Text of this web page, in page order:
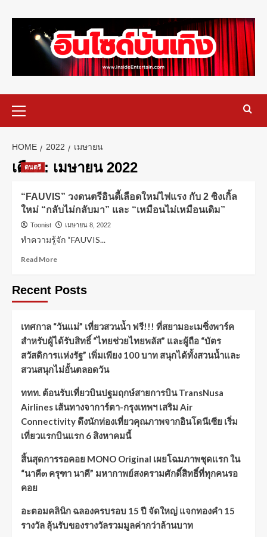
HOME 2022 เมษายน
เดือน: เมษายน 2022
ดนตรี
“FAUVIS” วงดนตรีอินดี้เลือดใหม่ไฟแรง กับ 2 ซิงเกิ้ล
ใหม่ “กลับไม่กลับมา” และ “เหมือนไม่เหมือนเดิม”
Toonist เมษายน 8, 2022
ทำความรู้จัก “FAUVIS...
Read More
Recent Posts
เทศกาล “วันแม่” เที่ยวสวนน้ำ ฟรี!!! ที่สยามอะเมซิ่งพาร์ค
สำหรับผู้ได้รับสิทธิ์ “ไทยช่วยไทยพลัส” และผู้ถือ “บัตร
สวัสดิการแห่งรัฐ” เพิ่มเพียง 100 บาท สนุกได้ทั้งสวนน้ำและ
สวนสนุกไม่อั้นตลอดวัน
ททท. ต้อนรับเที่ยวบินปฐมฤกษ์สายการบิน TransNusa
Airlines เส้นทางจาการ์ตา-กรุงเทพฯ เสริม Air
Connectivity ดึงนักท่องเที่ยวคุณภาพจากอินโดนีเซีย เริ่ม
เที่ยวแรกบินแรก 6 สิงหาคมนี้
สิ้นสุดการรอคอย MONO Original เผยโฉมภาพชุดแรก ใน
“นาคี๓ ครุฑา นาคี” มหากาพย์สงครามศักดิ์สิทธิ์ที่ทุกคนรอ
คอย
อะตอมคลินิก ฉลองครบรอบ 15 ปี จัดใหญ่ แจกทองคำ 15
รางวัล ลุ้นรับของรางวัลรวมมูลค่ากว่าล้านบาท